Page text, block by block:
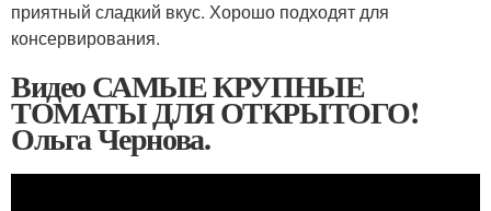
приятный сладкий вкус. Хорошо подходят для
консервирования.
Видео САМЫЕ КРУПНЫЕ
ТОМАТЫ ДЛЯ ОТКРЫТОГО!
Ольга Чернова.